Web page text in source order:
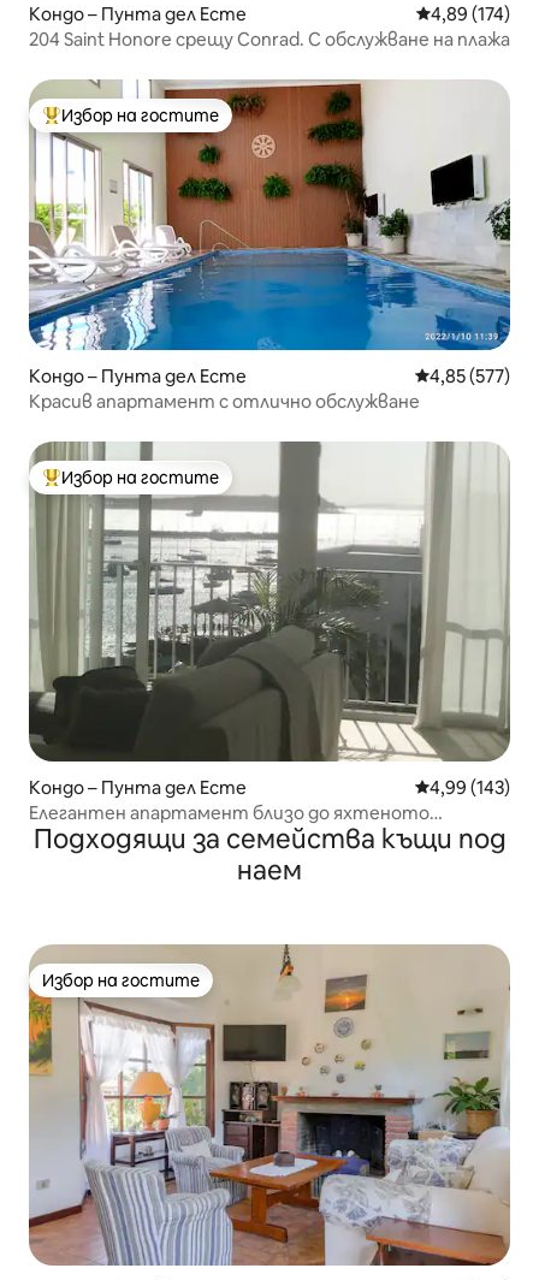
Кондо – Пунта дел Есте Средна
4,89 (174)
204 Saint Honore срещу Conrad. С обслужване на плажа
Най-популярен избор на гостите
Избор на гостите
Кондо – Пунта дел Есте Средна
4,85 (577)
Красив апартамент с отлично обслужване
Най-популярен избор на гостите
Избор на гостите
Кондо – Пунта дел Есте Средна
4,99 (143)
Елегантен апартамент близо до яхтеното
пристанище! Изглед към океана
Подходящи за семейства къщи под
наем
Избор на гостите
Избор на гостите